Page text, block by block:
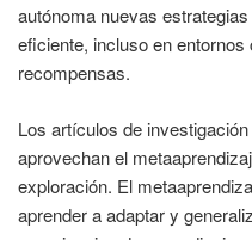
autónoma nuevas
eficiente, incluso en
recompensas.
Los artículos de
aprovechan el
exploración. El
aprender a adaptar y